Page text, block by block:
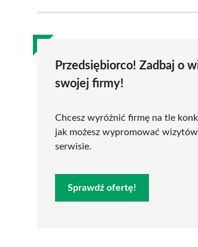
Przedsiębiorco! Zadbaj o
swojej firmy!
Chcesz wyróżnić firmę na tle
jak możesz wypromować
serwisie.
Sprawdź ofertę!